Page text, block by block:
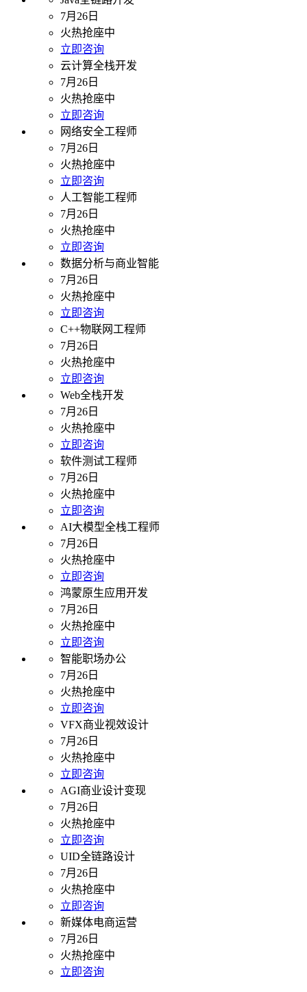
7月26日
火热抢座中
立即咨询
云计算全栈开发
7月26日
火热抢座中
立即咨询
网络安全工程师
7月26日
火热抢座中
立即咨询
人工智能工程师
7月26日
火热抢座中
立即咨询
数据分析与商业智能
7月26日
火热抢座中
立即咨询
C++物联网工程师
7月26日
火热抢座中
立即咨询
Web全栈开发
7月26日
火热抢座中
立即咨询
软件测试工程师
7月26日
火热抢座中
立即咨询
AI大模型全栈工程师
7月26日
火热抢座中
立即咨询
鸿蒙原生应用开发
7月26日
火热抢座中
立即咨询
智能职场办公
7月26日
火热抢座中
立即咨询
VFX商业视效设计
7月26日
火热抢座中
立即咨询
AGI商业设计变现
7月26日
火热抢座中
立即咨询
UID全链路设计
7月26日
火热抢座中
立即咨询
新媒体电商运营
7月26日
火热抢座中
立即咨询